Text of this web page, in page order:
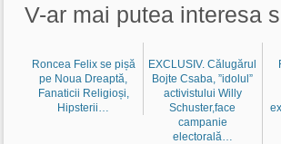
V-ar mai putea interesa
Roncea Felix se pișă
pe Noua Dreaptă,
Fanaticii Religioși,
Hipsterii…
EXCLUSIV. Călugărul
Bojte Csaba, ”idolul”
activistului Willy
Schuster,face
campanie
electorală…